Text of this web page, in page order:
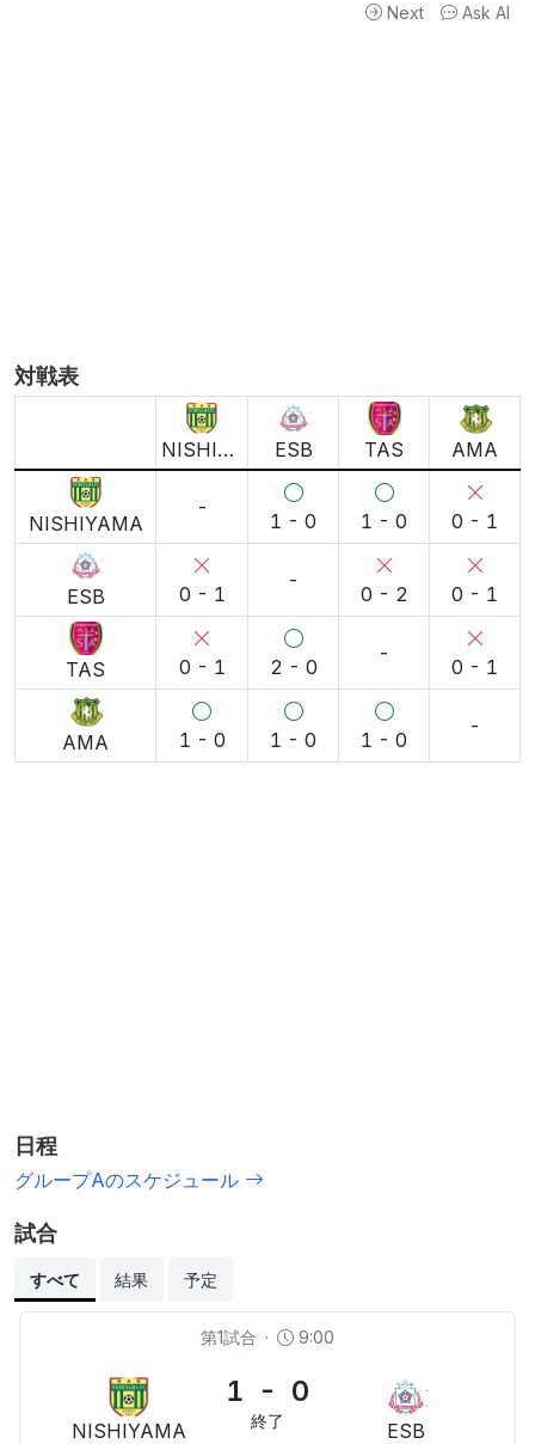
Next Ask AI
対戦表
NISHIYAMA ESB TAS AMA
NISHIYAMA
-
1 - 0 1 - 0 0 - 1
ESB 0 - 1
-
0 - 2 0 - 1
TAS 0 - 1 2 - 0
-
0 - 1
AMA 1 - 0 1 - 0 1 - 0
-
日程
グループAのスケジュール
試合
すべて 結果 予定
第1試合 · 9:00
NISHIYAMA
1 - 0
終了 ESB